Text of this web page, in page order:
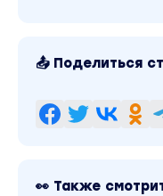
«Эзотерика и
автора «Кирилл
📤 Поделиться
👀 Также